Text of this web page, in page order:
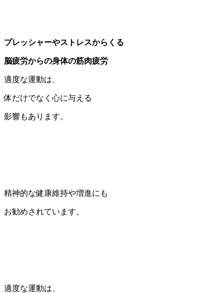
プレッシャーやストレスからくる
脳疲労からの身体の筋肉疲労
適度な運動は、
体だけでなく心に与える
影響もあります。
精神的な健康維持や増進にも
お勧めされています。
適度な運動は、